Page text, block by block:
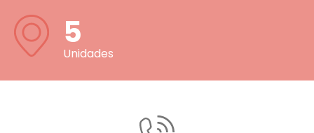
5
Unidades